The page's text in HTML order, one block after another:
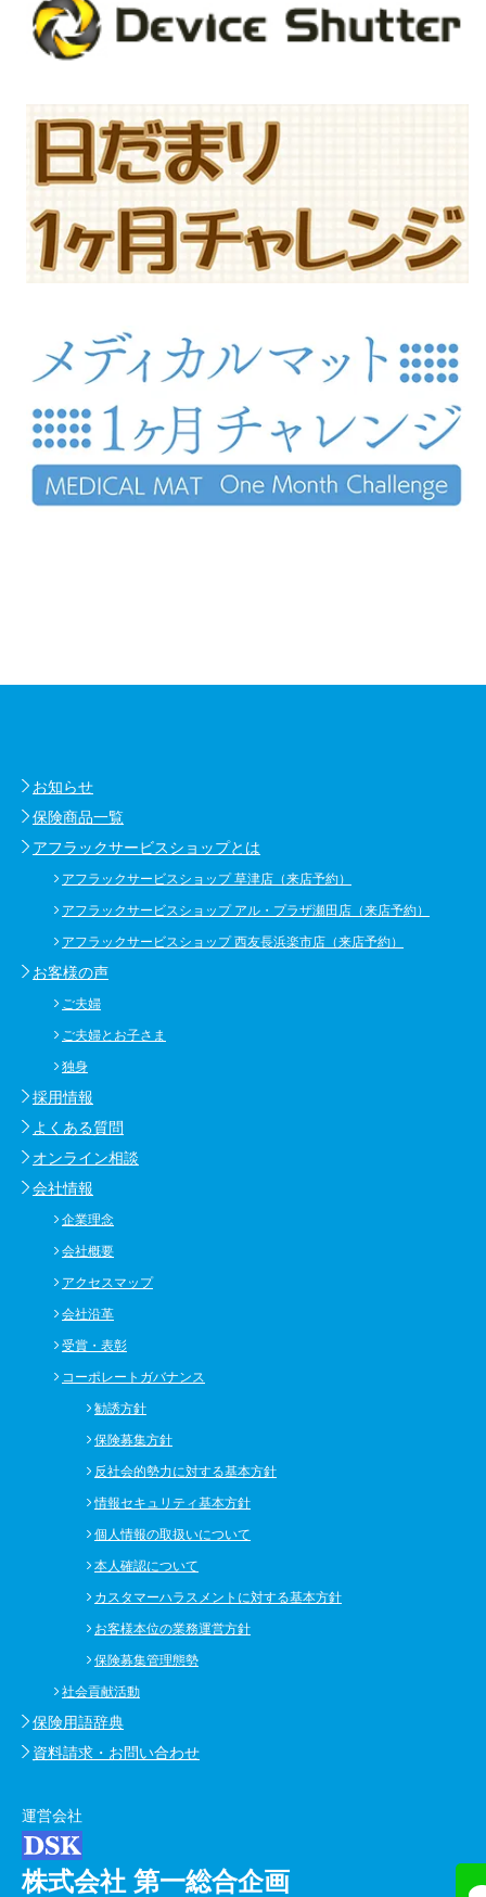
お知らせ
保険商品一覧
アフラックサービスショップとは
アフラックサービスショップ 草津店（来店予約）
アフラックサービスショップ アル・プラザ瀬田店（来店予約）
アフラックサービスショップ 西友長浜楽市店（来店予約）
お客様の声
ご夫婦
ご夫婦とお子さま
独身
採用情報
よくある質問
オンライン相談
会社情報
企業理念
会社概要
アクセスマップ
会社沿革
受賞・表彰
コーポレートガバナンス
勧誘方針
保険募集方針
反社会的勢力に対する基本方針
情報セキュリティ基本方針
個人情報の取扱いについて
本人確認について
カスタマーハラスメントに対する基本方針
お客様本位の業務運営方針
保険募集管理態勢
社会貢献活動
保険用語辞典
資料請求・お問い合わせ
運営会社
株式会社 第一総合企画